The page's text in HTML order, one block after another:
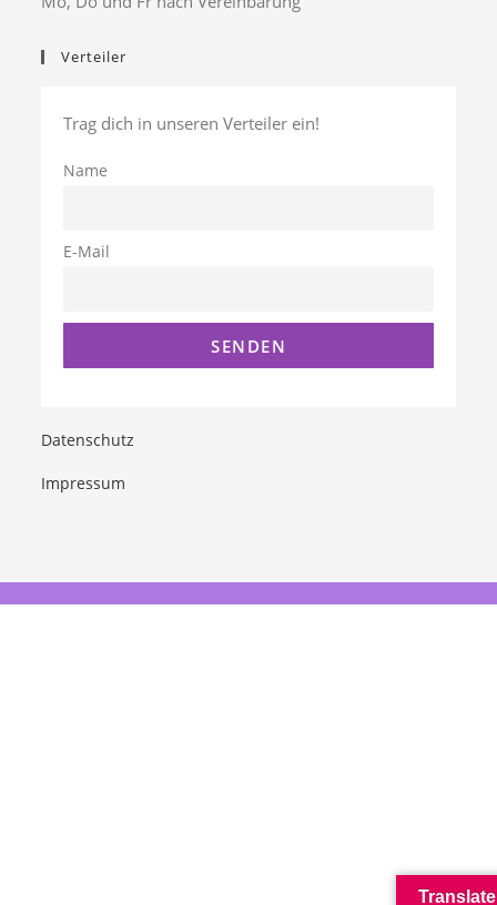
Verteiler
Trag dich in unseren Verteiler ein!
Name
E-Mail
Datenschutz
Impressum